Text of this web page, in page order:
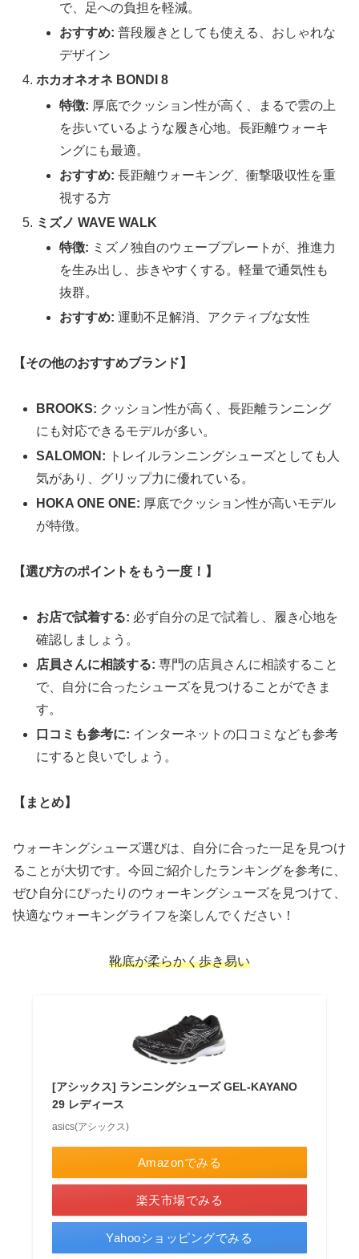
で、足への負担を軽減。
おすすめ: 普段履きとしても使える、おしゃれな
デザイン
ホカオネオネ BONDI 8
特徴: 厚底でクッション性が高く、まるで雲の上
を歩いているような履き心地。長距離ウォーキ
ングにも最適。
おすすめ: 長距離ウォーキング、衝撃吸収性を重
視する方
ミズノ WAVE WALK
特徴: ミズノ独自のウェーブプレートが、推進力
を生み出し、歩きやすくする。軽量で通気性も
抜群。
おすすめ: 運動不足解消、アクティブな女性
【その他のおすすめブランド】
BROOKS: クッション性が高く、長距離ランニング
にも対応できるモデルが多い。
SALOMON: トレイルランニングシューズとしても人
気があり、グリップ力に優れている。
HOKA ONE ONE: 厚底でクッション性が高いモデル
が特徴。
【選び方のポイントをもう一度！】
お店で試着する: 必ず自分の足で試着し、履き心地を
確認しましょう。
店員さんに相談する: 専門の店員さんに相談すること
で、自分に合ったシューズを見つけることができま
す。
口コミも参考に: インターネットの口コミなども参考
にすると良いでしょう。
【まとめ】
ウォーキングシューズ選びは、自分に合った一足を見つけ
ることが大切です。今回ご紹介したランキングを参考に、
ぜひ自分にぴったりのウォーキングシューズを見つけて、
快適なウォーキングライフを楽しんでください！
靴底が柔らかく歩き易い
[アシックス] ランニングシューズ GEL-KAYANO
29 レディース
asics(アシックス)
Amazonでみる
楽天市場でみる
Yahooショッピングでみる